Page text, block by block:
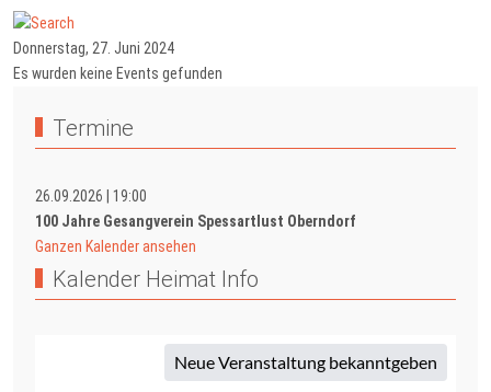
Donnerstag, 27. Juni 2024
Es wurden keine Events gefunden
Termine
26.09.2026
19:00
100 Jahre Gesangverein Spessartlust Oberndorf
Ganzen Kalender ansehen
Kalender Heimat Info